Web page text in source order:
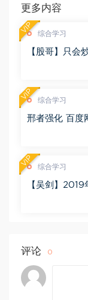
更多内容
综合学习
【股哥】只会
VIP
综合学习
邢者强化 百度
VIP
综合学习
【吴剑】2019
VIP
评论 0